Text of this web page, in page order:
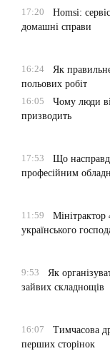
17:20
Homsi:
домашні справи
16:24
Як
польових робіт
16:05
Чому люди
призводить
17:53
Що
професійним
11:59
українського
9:53
Як
зайвих складнощів
16:07
Тимчасова
перших сторінок